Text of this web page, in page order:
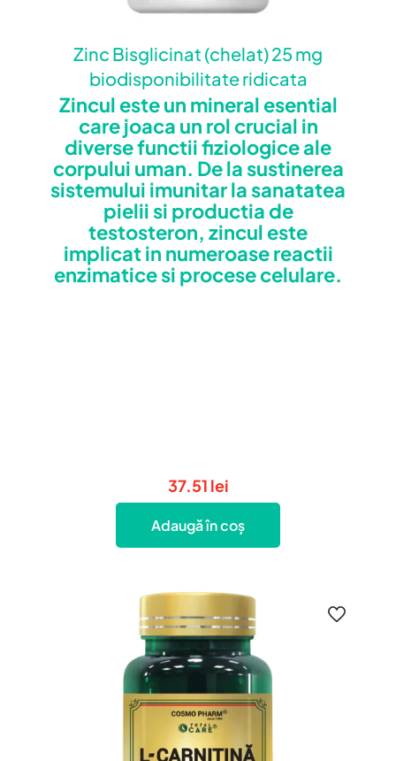
Zinc Bisglicinat (chelat) 25 mg
biodisponibilitate ridicata
Zincul este un mineral esential
care joaca un rol crucial in
diverse functii fiziologice ale
corpului uman. De la sustinerea
sistemului imunitar la sanatatea
pielii si productia de
testosteron, zincul este
implicat in numeroase reactii
enzimatice si procese celulare.
37.51 lei
Adaugă în coș